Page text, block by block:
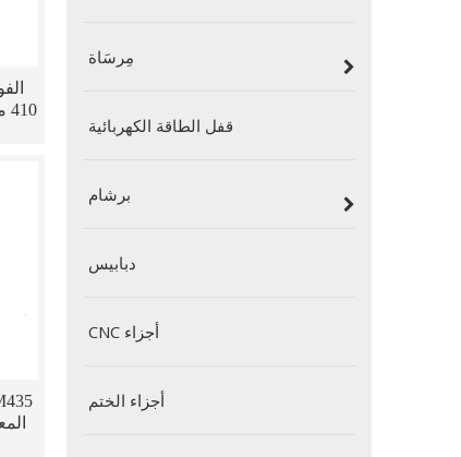
مِرسَاة
قفل الطاقة الكهربائية
برشام
دبابيس
أجزاء CNC
أجزاء الختم